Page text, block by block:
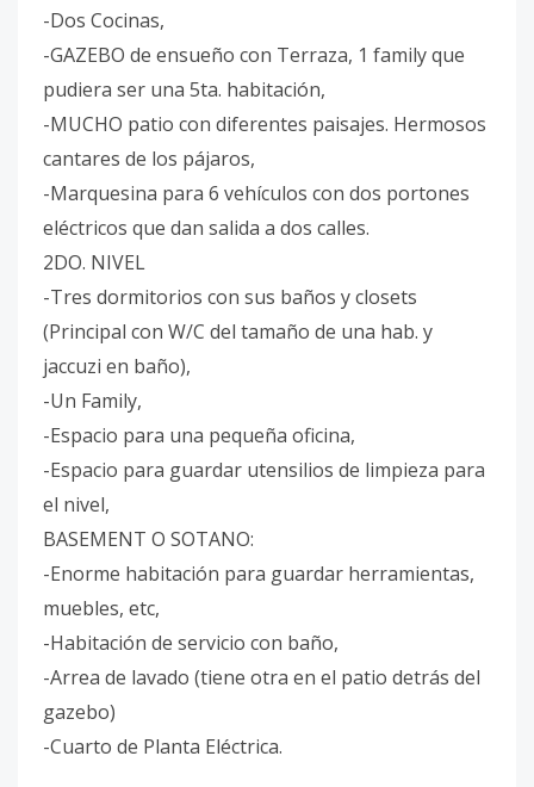
-Dos Cocinas,
-GAZEBO de ensueño con Terraza, 1 family que
pudiera ser una 5ta. habitación,
-MUCHO patio con diferentes paisajes. Hermosos
cantares de los pájaros,
-Marquesina para 6 vehículos con dos portones
eléctricos que dan salida a dos calles.
2DO. NIVEL
-Tres dormitorios con sus baños y closets
(Principal con W/C del tamaño de una hab. y
jaccuzi en baño),
-Un Family,
-Espacio para una pequeña oficina,
-Espacio para guardar utensilios de limpieza para
el nivel,
BASEMENT O SOTANO:
-Enorme habitación para guardar herramientas,
muebles, etc,
-Habitación de servicio con baño,
-Arrea de lavado (tiene otra en el patio detrás del
gazebo)
-Cuarto de Planta Eléctrica.